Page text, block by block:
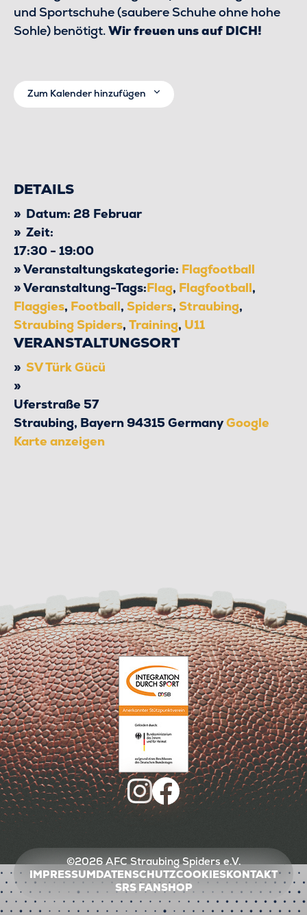
und Sportschuhe (saubere Schuhe ohne hohe
Sohle) benötigt.Wir freuen uns auf DICH!
Zum Kalender hinzufügen
DETAILS
Datum: 28 Februar
Zeit:
17:30 - 19:00
Veranstaltungskategorie: Flagfootball
Veranstaltung-Tags:Flag, Flagfootball,
Flaggies, Football, Spiders, Straubing,
Straubing Spiders, Training, U11
VERANSTALTUNGSORT
SV Türk Gücü
Uferstraße 57
Straubing, Bayern94315GermanyGoogle
Karte anzeigen
©2026 AFC Straubing Spiders e.V.
IMPRESSUMDATENSCHUTZCOOKIESKONTAKT
SRS FANSHOP